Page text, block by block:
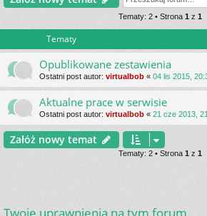
Tematy: 2 • Strona 1 z 1
Tematy
Opublikowane zestawienia
Ostatni post autor: virtualbob « 04 lis 2015,
Aktualne prace w serwisie
Ostatni post autor: virtualbob « 21 cze 2013,
Załóż nowy temat
Tematy: 2 • Strona 1z 1